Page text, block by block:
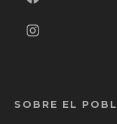
SOBRE EL